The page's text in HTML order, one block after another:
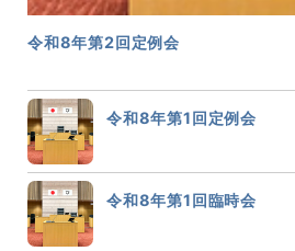
令和8年第2回定例会
令和8年第1回定例会
令和8年第1回臨時会